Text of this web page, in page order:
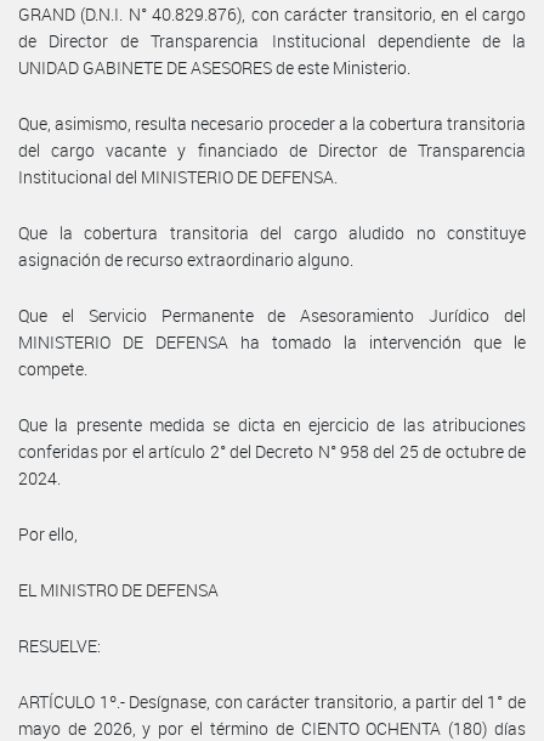
GRAND (D.N.I. N° 40.829.876), con carácter transitorio, en el cargo
de Director de Transparencia Institucional dependiente de la
UNIDAD GABINETE DE ASESORES de este Ministerio.
Que, asimismo, resulta necesario proceder a la cobertura transitoria
del cargo vacante y financiado de Director de Transparencia
Institucional del MINISTERIO DE DEFENSA.
Que la cobertura transitoria del cargo aludido no constituye
asignación de recurso extraordinario alguno.
Que el Servicio Permanente de Asesoramiento Jurídico del
MINISTERIO DE DEFENSA ha tomado la intervención que le
compete.
Que la presente medida se dicta en ejercicio de las atribuciones
conferidas por el artículo 2° del Decreto N° 958 del 25 de octubre de
2024.
Por ello,
EL MINISTRO DE DEFENSA
RESUELVE:
ARTÍCULO 1º.- Desígnase, con carácter transitorio, a partir del 1° de
mayo de 2026, y por el término de CIENTO OCHENTA (180) días